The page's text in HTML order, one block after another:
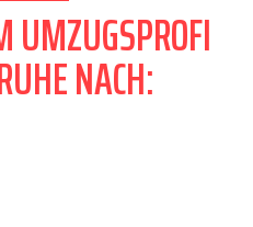
NACH: